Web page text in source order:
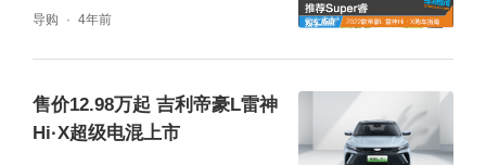
导购 4年前
售价12.98万起 吉利帝豪L雷神
Hi·X超级电混上市